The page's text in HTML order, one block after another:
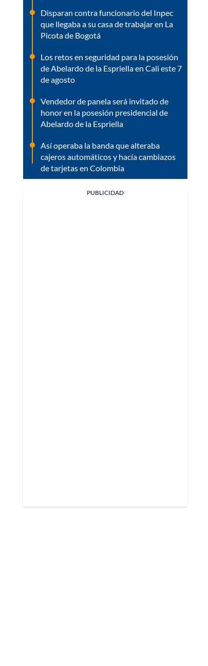
Disparan contra funcionario del Inpec
que llegaba a su casa de trabajar en La
Picota de Bogotá
Los retos en seguridad para la posesión
de Abelardo de la Espriella en Cali este 7
de agosto
Vendedor de panela será invitado de
honor en la posesión presidencial de
Abelardo de la Espriella
Así operaba la banda que alteraba
cajeros automáticos y hacía cambiazos
de tarjetas en Colombia
PUBLICIDAD